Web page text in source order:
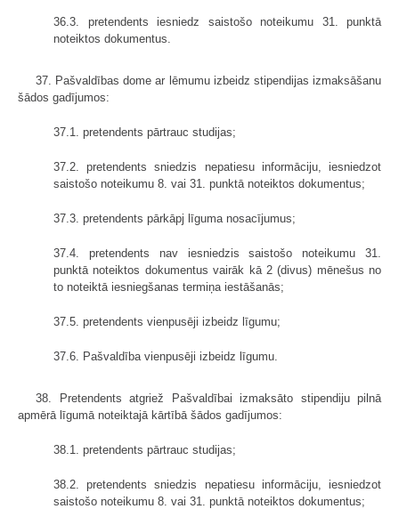
36.3. pretendents iesniedz saistošo noteikumu 31. punktā
noteiktos dokumentus.
37. Pašvaldības dome ar lēmumu izbeidz stipendijas izmaksāšanu
šādos gadījumos:
37.1. pretendents pārtrauc studijas;
37.2. pretendents sniedzis nepatiesu informāciju, iesniedzot
saistošo noteikumu 8. vai 31. punktā noteiktos dokumentus;
37.3. pretendents pārkāpj līguma nosacījumus;
37.4. pretendents nav iesniedzis saistošo noteikumu 31.
punktā noteiktos dokumentus vairāk kā 2 (divus) mēnešus no
to noteiktā iesniegšanas termiņa iestāšanās;
37.5. pretendents vienpusēji izbeidz līgumu;
37.6. Pašvaldība vienpusēji izbeidz līgumu.
38. Pretendents atgriež Pašvaldībai izmaksāto stipendiju pilnā
apmērā līgumā noteiktajā kārtībā šādos gadījumos:
38.1. pretendents pārtrauc studijas;
38.2. pretendents sniedzis nepatiesu informāciju, iesniedzot
saistošo noteikumu 8. vai 31. punktā noteiktos dokumentus;